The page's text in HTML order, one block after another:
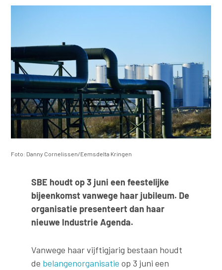
Foto: Danny Cornelissen/Eemsdelta Kringen
SBE houdt op 3 juni een feestelijke
bijeenkomst vanwege haar jubileum. De
organisatie presenteert dan haar
nieuwe Industrie Agenda.
Vanwege haar vijftigjarig bestaan houdt
de belangenorganisatie op 3 juni een